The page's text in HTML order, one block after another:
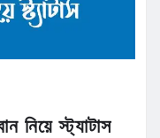
নিয়ে স্ট্যাটাস